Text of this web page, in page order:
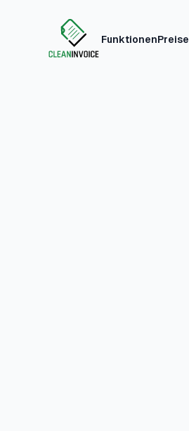
FunktionenPreise